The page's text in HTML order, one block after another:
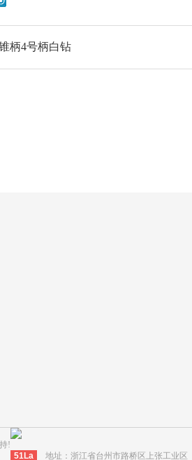
柄4号柄白钻
!
51La
地址：浙江省台州市路桥区上张工业区